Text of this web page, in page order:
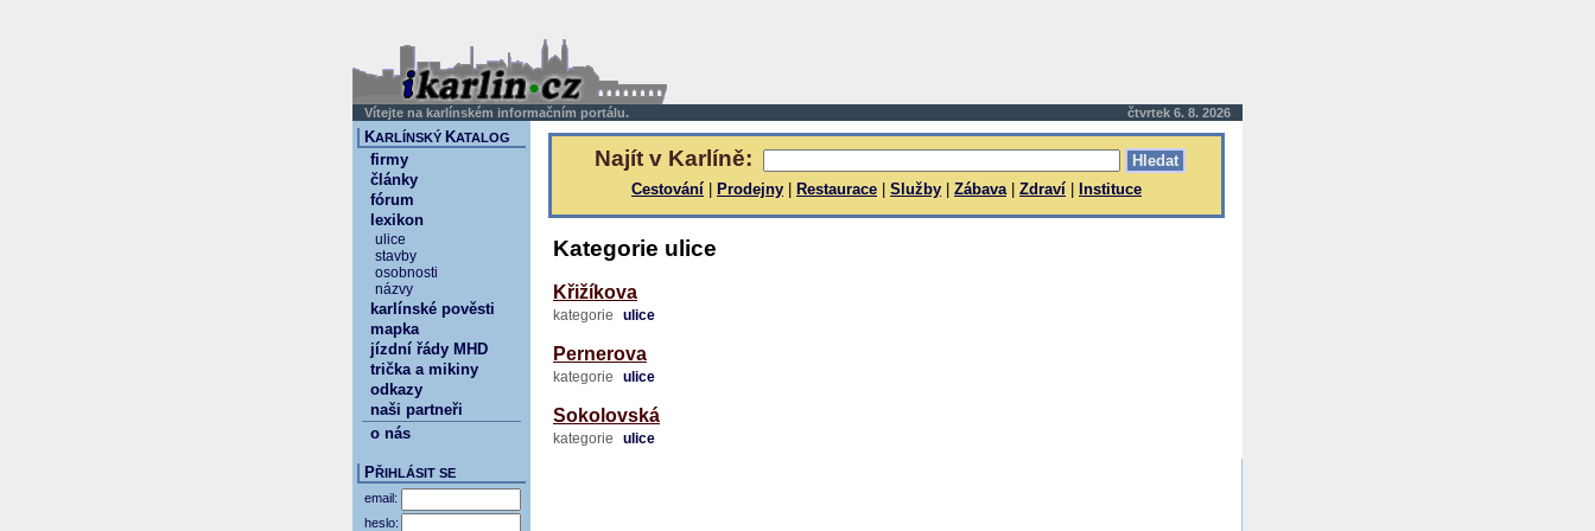
Vítejte na karlínském informačním portálu. čtvrtek 6. 8. 2026
Najít v Karlíně:
Cestování Prodejny Restaurace Služby Zábava| Zdraví Instituce
Kategorie ulice
Křižíkova
kategorie ulice
Pernerova
kategorie ulice
Sokolovská
kategorie ulice
KARLÍNSKÝ KATALOG
firmy
články
fórum
lexikon
ulice
stavby
osobnosti
názvy
karlínské pověsti
mapka
jízdní řády MHD
trička a mikiny
odkazy
naši partneři
o nás
PŘIHLÁSIT SE
email:
heslo: